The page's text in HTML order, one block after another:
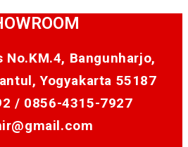
Bangunharjo,
Yogyakarta 55187
/ 0856-4315-7927